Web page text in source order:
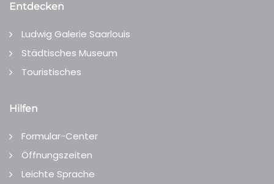
Entdecken
Ludwig Galerie Saarlouis
Städtisches Museum
Touristisches
Hilfen
Formular-Center
Öffnungszeiten
Leichte Sprache